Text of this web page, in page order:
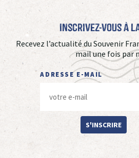
Inscrivez-vous à
Recevez l’actualité du Souvenir
mail une fois par
ADRESSE E-MAIL
S'INSCRIRE